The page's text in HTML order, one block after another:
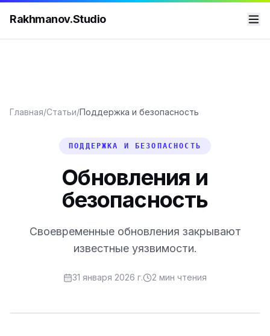
Rakhmanov.Studio
Главная/Статьи/Поддержка и безопасность
ПОДДЕРЖКА И БЕЗОПАСНОСТЬ
Обновления и
безопасность
Своевременные обновления закрывают
известные уязвимости.
31 января 2026 г. 2 мин чтения